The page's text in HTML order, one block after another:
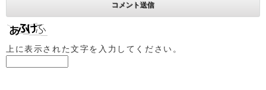
上に表示された文字を入力してください。